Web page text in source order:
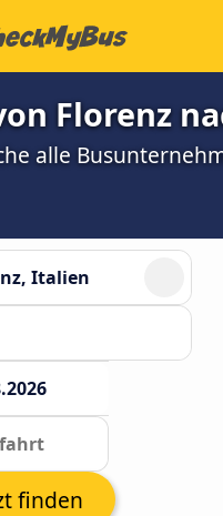
Florenz
alle
finden